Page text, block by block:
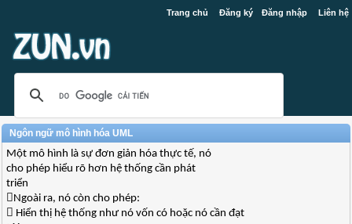
Trang chủ Đăng ký Đăng nhập Liên hệ
Ngôn ngữ mô hình hóa UML
Một mô hình là sự đơn giản hóa thực tế, nó
cho phép hiểu rõ hơn hệ thống cần phát
triển
Ngoài ra, nó còn cho phép:
 Hiển thị hệ thống như nó vốn có hoặc nó cần đạt